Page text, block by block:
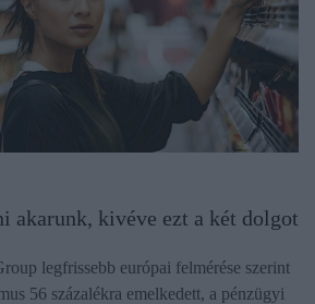
akarunk, kivéve ezt a két dolgot
legfrissebb európai felmérése szerint
56 százalékra emelkedett, a pénzügyi